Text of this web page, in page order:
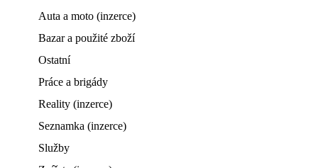
Auta a moto (inzerce)
Bazar a použité zboží
Ostatní
Práce a brigády
Reality (inzerce)
Seznamka (inzerce)
Služby